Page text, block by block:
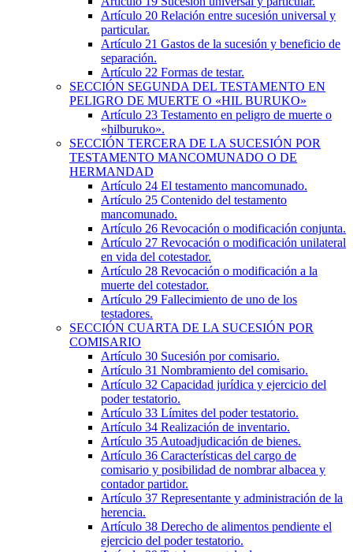
Artículo 20 Relación entre sucesión universal y
particular.
Artículo 21 Gastos de la sucesión y beneficio de
separación.
Artículo 22 Formas de testar.
SECCIÓN SEGUNDA DEL TESTAMENTO EN
PELIGRO DE MUERTE O «HIL BURUKO»
Artículo 23 Testamento en peligro de muerte o
«hilburuko».
SECCIÓN TERCERA DE LA SUCESIÓN POR
TESTAMENTO MANCOMUNADO O DE
HERMANDAD
Artículo 24 El testamento mancomunado.
Artículo 25 Contenido del testamento
mancomunado.
Artículo 26 Revocación o modificación conjunta.
Artículo 27 Revocación o modificación unilateral
en vida del cotestador.
Artículo 28 Revocación o modificación a la
muerte del cotestador.
Artículo 29 Fallecimiento de uno de los
testadores.
SECCIÓN CUARTA DE LA SUCESIÓN POR
COMISARIO
Artículo 30 Sucesión por comisario.
Artículo 31 Nombramiento del comisario.
Artículo 32 Capacidad jurídica y ejercicio del
poder testatorio.
Artículo 33 Límites del poder testatorio.
Artículo 34 Realización de inventario.
Artículo 35 Autoadjudicación de bienes.
Artículo 36 Características del cargo de
comisario y posibilidad de nombrar albacea y
contador partidor.
Artículo 37 Representante y administración de la
herencia.
Artículo 38 Derecho de alimentos pendiente el
ejercicio del poder testatorio.